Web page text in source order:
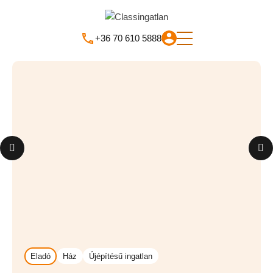
+36 70 610 5888
Eladó Ház Újépítésű ingatlan